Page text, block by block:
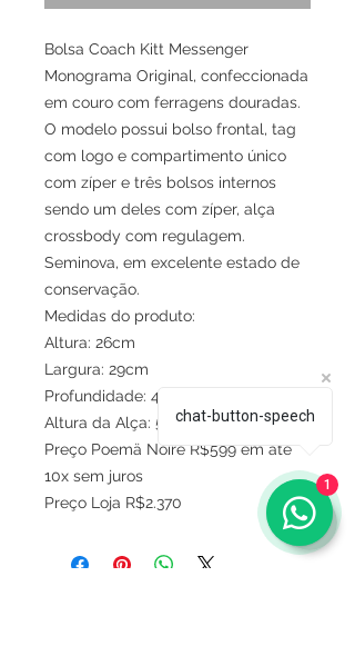
Bolsa Coach Kitt Messenger
Monograma Original, confeccionada
em couro com ferragens douradas.
O modelo possui bolso frontal, tag
com logo e compartimento único
com zíper e três bolsos internos
sendo um deles com zíper, alça
crossbody com regulagem.
Seminova, em excelente estado de
conservação.
Medidas do produto:
Altura: 26cm
Largura: 29cm
Profundidade: 4,5cm
Altura da Alça: 52cm
Preço Poemä Noire R$599 em até
10x sem juros
Preço Loja R$2.370
chat-button-speech
1